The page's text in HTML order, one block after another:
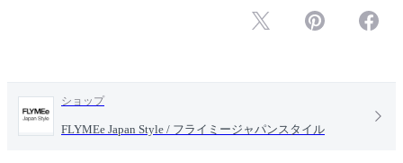
ショップ
FLYMEe Japan Style / フライミージャパンスタイル